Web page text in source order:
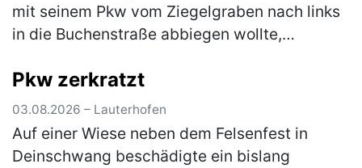
mit seinem Pkw vom Ziegelgraben nach links
in die Buchenstraße abbiegen wollte,
die nicht weit genug rechts fuhr.…
Pkw zerkratzt
03.08.2026 – Lauterhofen
Auf einer Wiese neben dem Felsenfest in
Deinschwang beschädigte ein bislang